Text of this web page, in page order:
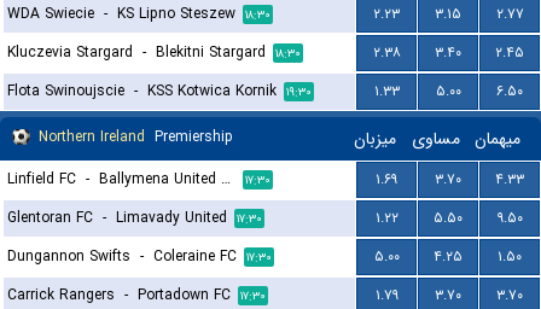
WDA Swiecie - KS Lipno Steszew ۱۸:۳۰ ۲.۲۳ ۳.۱۵
۲.۷۷
Kluczevia Stargard - Blekitni Stargard ۱۸:۳۰ ۲.۳۸ ۳.۴۰
۲.۴۵
Flota Swinoujscie - KSS Kotwica Kornik ۱۹:۳۰ ۱.۳۳ ۵.۰۰
۶.۵۰
Northern Ireland Premiership میزبان مساوی میهمان
Linfield FC - Ballymena United FC ۱۷:۳۰ ۱.۶۹ ۳.۷۰
۴.۳۳
Glentoran FC - Limavady United ۱۷:۳۰ ۱.۲۲ ۵.۵۰
۹.۵۰
Dungannon Swifts - Coleraine FC ۱۷:۳۰ ۵.۰۰ ۴.۲۵
۱.۵۰
Carrick Rangers - Portadown FC ۱۷:۳۰ ۱.۷۹ ۳.۷۰
۳.۷۰